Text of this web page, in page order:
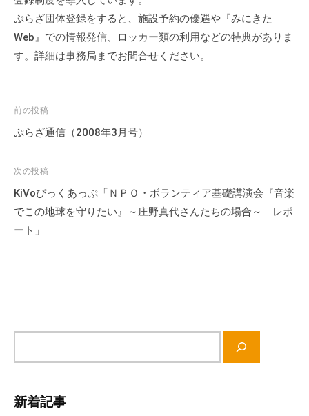
ぷらざ団体登録をすると、施設予約の優遇や『みにきた
Web』での情報発信、ロッカー類の利用などの特典がありま
す。詳細は事務局までお問合せください。
投
稿
ビ
ゲ
ー
シ
前の投稿
ぷらざ通信（2008年3月号）
次の投稿
KiVoぴっくあっぷ「ＮＰＯ・ボランティア基礎講演会『音楽
でこの地球を守りたい』～庄野真代さんたちの場合～ レポ
ート」
検
新着記事